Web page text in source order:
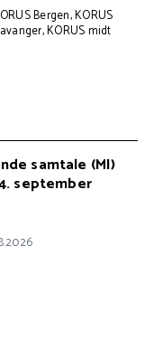
Bergen, KORUS
KORUS midt
samtale (MI)
september